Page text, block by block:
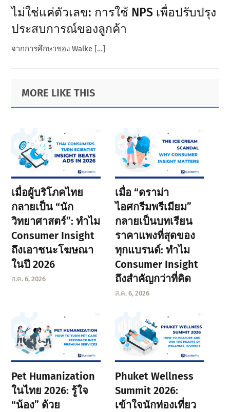
ไม่ใช่แค่ตัวเลข: การใช้ NPS เพื่อปรับปรุง
ประสบการณ์ของลูกค้า
จากการศึกษาของ Walke […]
Primary
Sidebar
Footer
MORE LIKE THIS
เมื่อผู้บริโภคไทย
กลายเป็น “นัก
วิทยาศาสตร์”: ทำไม
Consumer Insight
ถึงเอาชนะโฆษณา
ในปี 2026
ส.ค. 6, 2026
เมื่อ “ดราม่า
ไอศกรีมพรีเมียม”
กลายเป็นบทเรียน
ราคาแพงที่สุดของ
ทุกแบรนด์: ทำไม
Consumer Insight
ถึงสำคัญกว่าที่คิด
ส.ค. 6, 2026
Pet Humanization
ในไทย 2026: รู้ใจ
“น้อง” ด้วย
Phuket Wellness
Summit 2026:
เข้าใจนักท่องเที่ยว